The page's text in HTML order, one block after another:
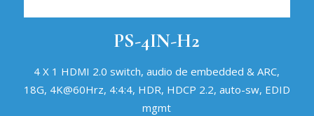
PS-4IN-H2
4 X 1 HDMI 2.0 switch, audio de embedded & ARC,
18G, 4K@60Hrz, 4:4:4, HDR, HDCP 2.2, auto-sw, EDID
mgmt